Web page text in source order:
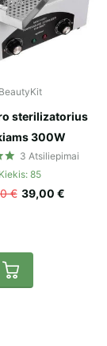
BeautyKit
sterilizatorius
300W
3 Atsiliepimai
Kiekis: 85
€ 39,00 €